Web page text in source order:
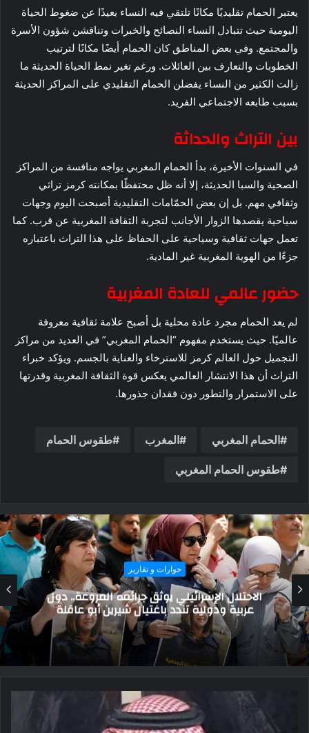
يعتبر الحمام تقليديًا مكانًا تلتقي فيه النساء بعيدًا عن ضغوط الحياة
اليومية حيث تتبادل النساء النصائح والخبرات وتناقشن شؤون الأسرة
والمجتمع. وفي بعض المناطق كان الحمام أيضًا مكانًا لترتيب
الخطوبات والتعارف بين العائلات. ورغم تغير نمط الحياة الحديثة ما
زالت الكثير من النساء يفضلن الحمام التقليدي على المراكز الحديثة
بسبب طابعه الاجتماعي الفريد.
بين التراث والحداثة
في السنوات الأخيرة، بدأ الحمام المغربي يواجه منافسة من المراكز
الصحية والسبا الحديثة، إلا أنه ظل محتفظًا بمكانته كرمز تراثي
وثقافي مهم. بل إن بعض الحمّامات التقليدية أصبحت اليوم وجهات
سياحية يقصدها الزوار الأجانب لتجربة الثقافة المغربية عن قرب. كما
تعمل جهات ثقافية وسياحية على الحفاظ على هذا التراث باعتباره
جزءًا من الهوية المغربية غير المادية.
حضور عالمي للعادة المغربية
لم يعد الحمام مجرد عادة محلية بل أصبح علامة ثقافية معروفة
عالميًا. حيث يستخدم مفهوم “الحمام المغربي” في العديد من مراكز
التجميل حول العالم كرمز للاسترخاء والعناية بالجسم. ويؤكد خبراء
التراث أن هذا الانتشار العالمي يعكس قوة الثقافة المغربية وقدرتها
على الاستمرار والتطور دون فقدان جذورها.
الحمام المغربي المغرب طقوس الحمام
طقوس الحمام المغربي
حوارات و تقارير
مسجد ومدرسة السلطان برقوق: تجسيد للفخامة
والتعليم في مصر القديمة